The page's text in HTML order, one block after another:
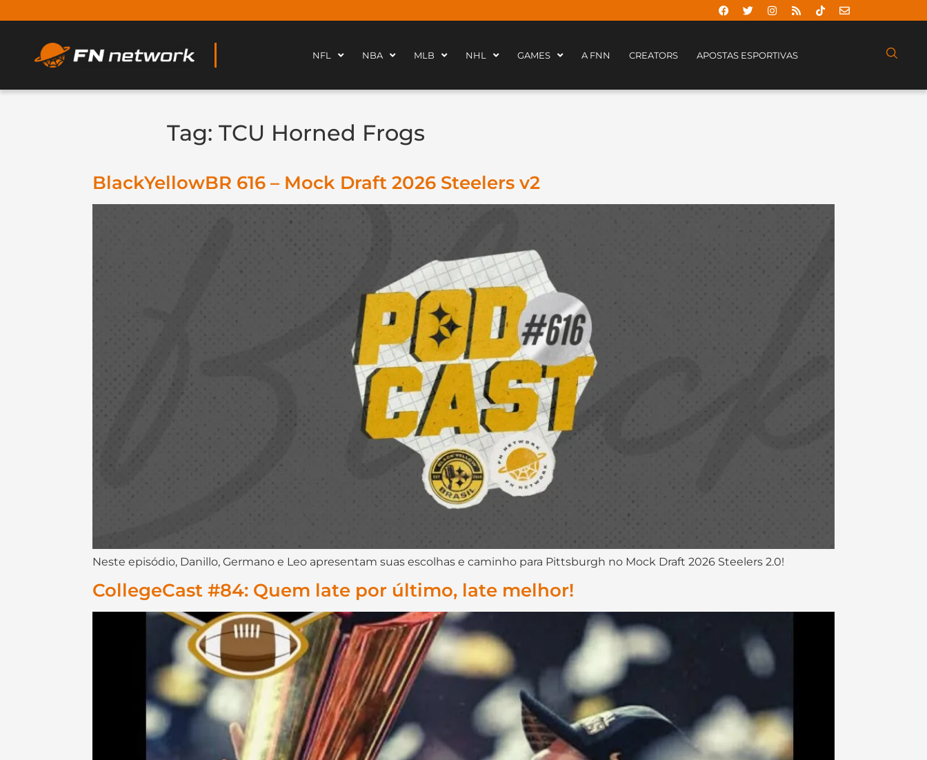
NFL NBA MLB NHL GAMES A FNN CREATORS APOSTAS ESPORTIVAS
Tag: TCU Horned Frogs
BlackYellowBR 616 – Mock Draft 2026 Steelers v2
Neste episódio, Danillo, Germano e Leo apresentam suas escolhas e caminho para Pittsburgh no Mock Draft 2026 Steelers 2.0!
CollegeCast #84: Quem late por último, late melhor!